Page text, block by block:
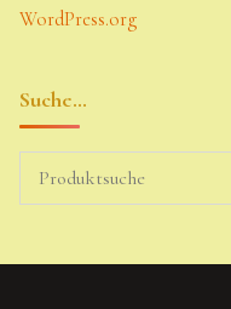
WordPress.org
Suche…